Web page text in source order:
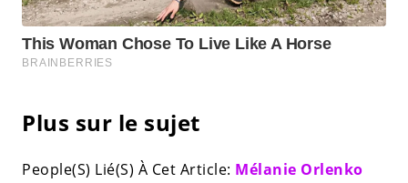
Plus sur le sujet
People(S) Lié(S) À Cet Article: Mélanie Orlenko